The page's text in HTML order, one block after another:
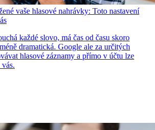
vaše hlasové nahrávky: Toto nastavení
každé slovo, má čas od času skoro
dramatická. Google ale za určitých
hlasové záznamy a přímo v účtu lze